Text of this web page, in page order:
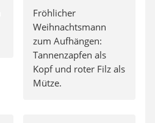
Fröhlicher
Weihnachtsmann
zum Aufhängen:
Tannenzapfen als
Kopf und roter Filz als
Mütze.